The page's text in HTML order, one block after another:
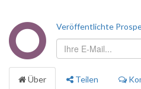
Veröffentlichte
Über Teilen